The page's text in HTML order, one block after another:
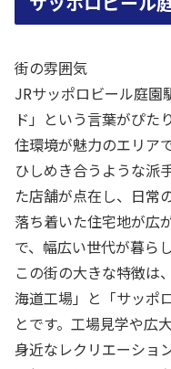
街の雰囲気
JRサッポロビール庭園
ド」という言葉がぴた
住環境が魅力のエリア
ひしめき合うような派
た店舗が点在し、日常
落ち着いた住宅地が広
で、幅広い世代が暮ら
この街の大きな特徴は
海道工場」と「サッポ
とです。工場見学や広
身近なレクリエーショ